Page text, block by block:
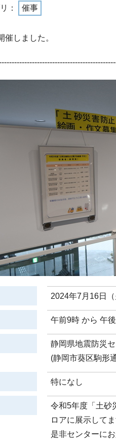
： 催事
催しました。
2024年7月16日
午前9時 から 午
静岡県地震防災
(静岡市葵区駒形
特になし
令和5年度「土砂
ロアに展示してま
是非センターに